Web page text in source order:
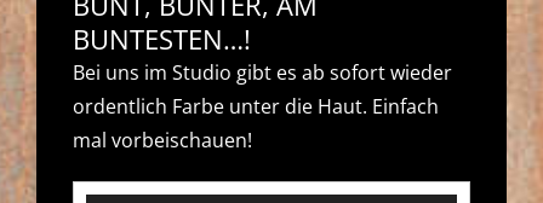
BUNTESTEN…!
Bei uns im Studio gibt es ab sofort wieder
ordentlich Farbe unter die Haut. Einfach
mal vorbeischauen!